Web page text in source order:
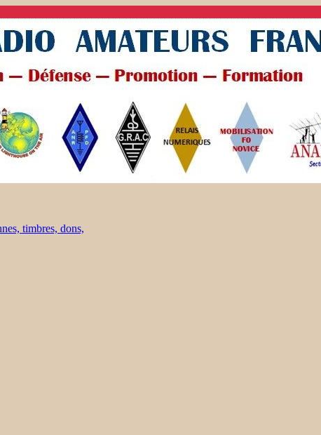
timbres, dons,